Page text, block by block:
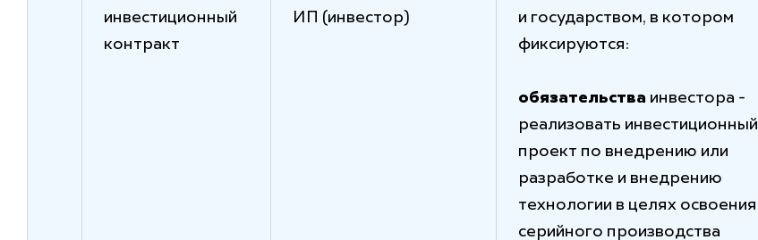
инвестиционный
контракт
ИП (инвестор)
и государством, в котором
фиксируются:
обязательства инвестора -
реализовать инвестиционный
проект по внедрению или
разработке и внедрению
технологии в целях освоения
серийного производства